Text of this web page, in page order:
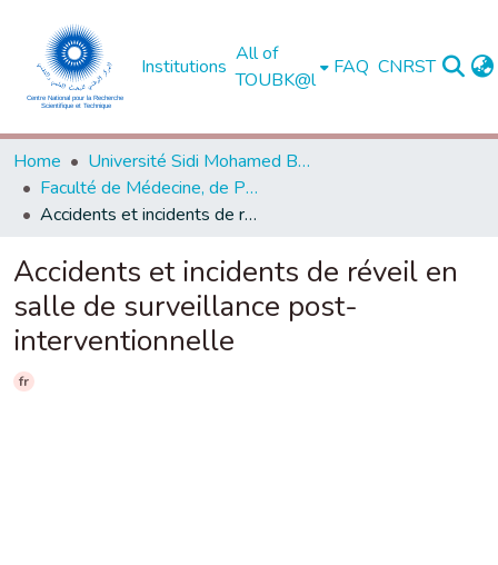
Institutions
All of
TOUBK@l
FAQ CNRST
Home
Université Sidi Mohamed Ben Abdellah de Fès
Faculté de Médecine, de Pharmacie et de Médecine Dentaire - Fès
Accidents et incidents de réveil en salle de surveillance post-interventionnelle
Accidents et incidents de réveil en
salle de surveillance post-
interventionnelle
fr